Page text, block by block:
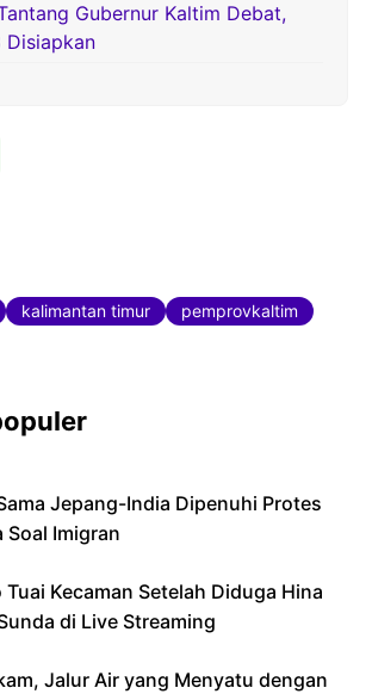
Gubernur Kaltim Debat,
Disiapkan
Akalimantan timur
pemprovkaltim
Jepang-India Dipenuhi Protes
Soal Imigran
Tuai Kecaman Setelah Diduga Hina
di Live Streaming
Jalur Air yang Menyatu dengan